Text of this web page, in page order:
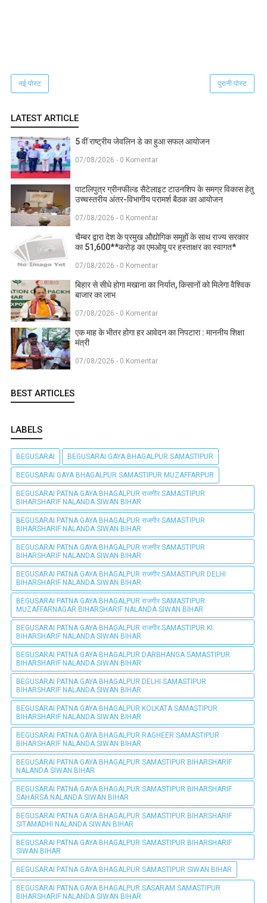
नई पोस्ट पुरानी पोस्ट
LATEST ARTICLE
5 वीं राष्ट्रीय जेवलिन डे का हुआ सफल आयोजन
07/08/2026 - 0 Komentar
पाटलिपुत्र ग्रीनफील्ड सैटेलाइट टाउनशिप के समग्र विकास हेतु
उच्चस्तरीय अंतर-विभागीय परामर्श बैठक का आयोजन
07/08/2026 - 0 Komentar
चैम्बर द्वारा देश के प्रमुख औद्योगिक समूहों के साथ राज्य सरकार
का 51,600**करोड़ का एमओयू पर हस्ताक्षर का स्वागत*
07/08/2026 - 0 Komentar
बिहार से सीधे होगा मखाना का निर्यात, किसानों को मिलेगा वैश्विक
बाजार का लाभ
07/08/2026 - 0 Komentar
एक माह के भीतर होगा हर आवेदन का निपटारा : माननीय शिक्षा
मंत्री
07/08/2026 - 0 Komentar
BEST ARTICLES
LABELS
BEGUSARAI BEGUSARAI GAYA BHAGALPUR SAMASTIPUR
BEGUSARAI GAYA BHAGALPUR SAMASTIPUR MUZAFFARPUR
BEGUSARAI PATNA GAYA BHAGALPUR राजगीर SAMASTIPUR
BIHARSHARIF NALANDA SIWAN BIHAR
BEGUSARAI PATNA GAYA BHAGALPUR राजगीर SAMASTIPUR
BIHARSHARIF NALANDA SIWAN BIHAR
BEGUSARAI PATNA GAYA BHAGALPUR राजगीर SAMASTIPUR
BIHARSHARIF NALANDA SIWAN BIHAR
BEGUSARAI PATNA GAYA BHAGALPUR राजगीर SAMASTIPUR DELHI
BIHARSHARIF NALANDA SIWAN BIHAR
BEGUSARAI PATNA GAYA BHAGALPUR राजगीर SAMASTIPUR
MUZAFFARNAGAR BIHARSHARIF NALANDA SIWAN BIHAR
BEGUSARAI PATNA GAYA BHAGALPUR राजगीर SAMASTIPUR KI
BIHARSHARIF NALANDA SIWAN BIHAR
BEGUSARAI PATNA GAYA BHAGALPUR DARBHANGA SAMASTIPUR
BIHARSHARIF NALANDA SIWAN BIHAR
BEGUSARAI PATNA GAYA BHAGALPUR DELHI SAMASTIPUR
BIHARSHARIF NALANDA SIWAN BIHAR
BEGUSARAI PATNA GAYA BHAGALPUR KOLKATA SAMASTIPUR
BIHARSHARIF NALANDA SIWAN BIHAR
BEGUSARAI PATNA GAYA BHAGALPUR RAGHEER SAMASTIPUR
BIHARSHARIF NALANDA SIWAN BIHAR
BEGUSARAI PATNA GAYA BHAGALPUR SAMASTIPUR BIHARSHARIF
NALANDA SIWAN BIHAR
BEGUSARAI PATNA GAYA BHAGALPUR SAMASTIPUR BIHARSHARIF
SAHARSA NALANDA SIWAN BIHAR
BEGUSARAI PATNA GAYA BHAGALPUR SAMASTIPUR BIHARSHARIF
SITAMADHI NALANDA SIWAN BIHAR
BEGUSARAI PATNA GAYA BHAGALPUR SAMASTIPUR BIHARSHARIF
SIWAN BIHAR
BEGUSARAI PATNA GAYA BHAGALPUR SAMASTIPUR SIWAN BIHAR
BEGUSARAI PATNA GAYA BHAGALPUR SASARAM SAMASTIPUR
BIHARSHARIF NALANDA SIWAN BIHAR